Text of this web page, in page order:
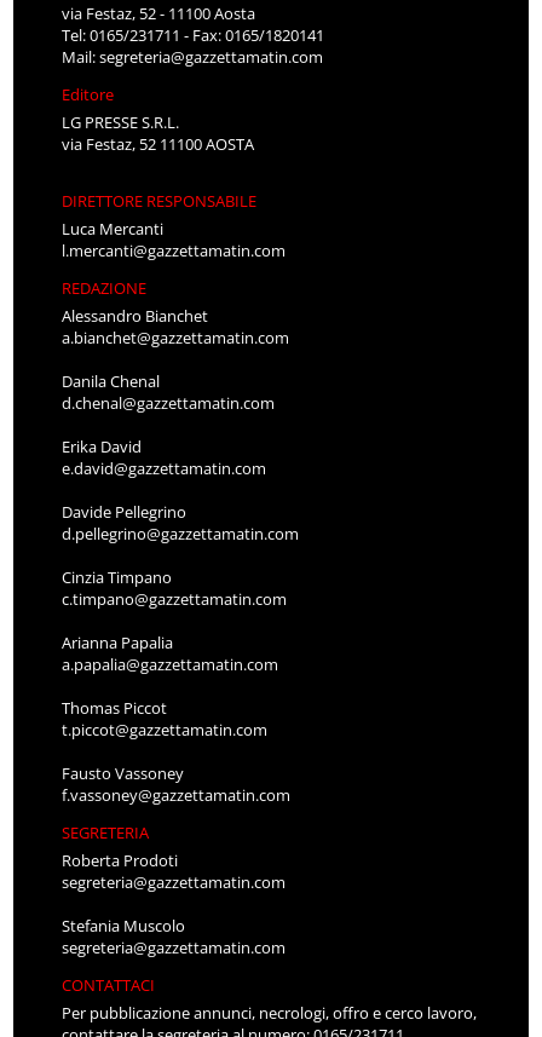
via Festaz, 52 - 11100 Aosta
Tel: 0165/231711 - Fax: 0165/1820141
Mail:segreteria@gazzettamatin.com
Editore
LG PRESSE S.R.L.
via Festaz, 52 11100 AOSTA
DIRETTORE RESPONSABILE
Luca Mercanti
l.mercanti@gazzettamatin.com
REDAZIONE
Alessandro Bianchet
a.bianchet@gazzettamatin.com
Danila Chenal
d.chenal@gazzettamatin.com
Erika David
e.david@gazzettamatin.com
Davide Pellegrino
d.pellegrino@gazzettamatin.com
Cinzia Timpano
c.timpano@gazzettamatin.com
Arianna Papalia
a.papalia@gazzettamatin.com
Thomas Piccot
t.piccot@gazzettamatin.com
Fausto Vassoney
f.vassoney@gazzettamatin.com
SEGRETERIA
Roberta Prodoti
segreteria@gazzettamatin.com
Stefania Muscolo
segreteria@gazzettamatin.com
CONTATTACI
Per pubblicazione annunci, necrologi, offro e cerco lavoro,